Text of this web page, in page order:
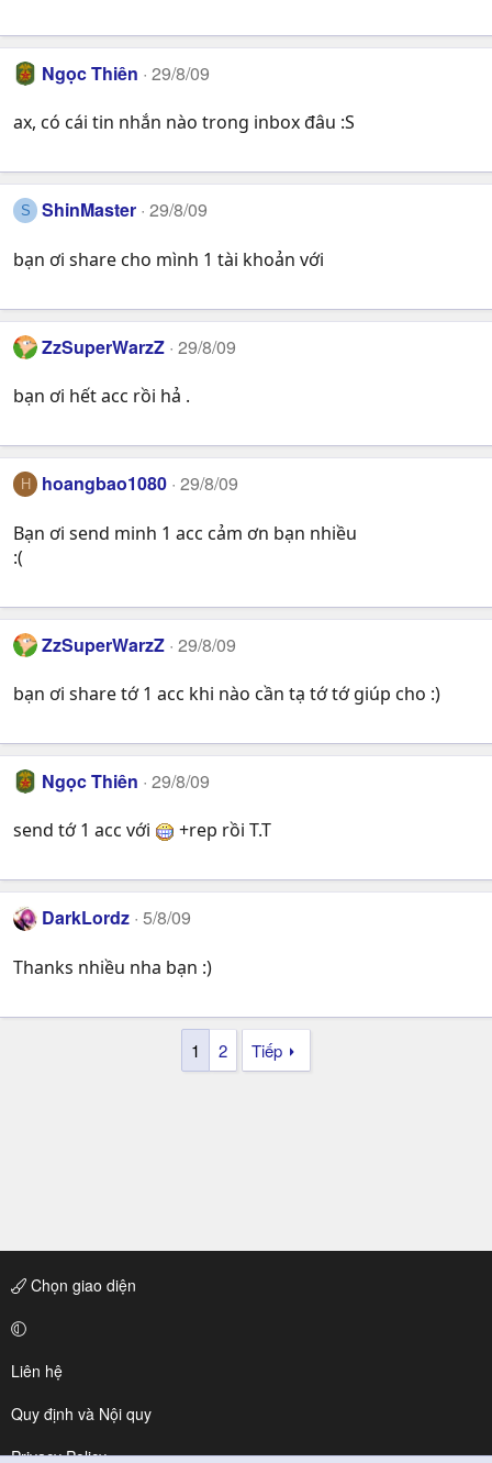
Ngọc Thiên 29/8/09
ax, có cái tin nhắn nào trong inbox đâu :S
S ShinMaster 29/8/09
bạn ơi share cho mình 1 tài khoản với
ZzSuperWarzZ 29/8/09
bạn ơi hết acc rồi hả .
H hoangbao1080 29/8/09
Bạn ơi send minh 1 acc cảm ơn bạn nhiều
:(
ZzSuperWarzZ 29/8/09
bạn ơi share tớ 1 acc khi nào cần tạ tớ tớ giúp cho :)
Ngọc Thiên 29/8/09
send tớ 1 acc với +rep rồi T.T
DarkLordz 5/8/09
Thanks nhiều nha bạn :)
1 2 Tiếp
Chọn giao diện
Liên hệ
Quy định và Nội quy
Privacy Policy